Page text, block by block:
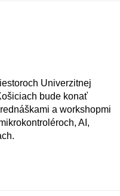
Univerzitnej
bude konať
a workshopmi
AI,